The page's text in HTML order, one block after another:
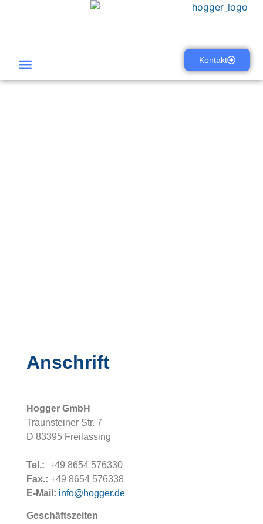
Kontakt
Anschrift
Hogger GmbH
Traunsteiner Str. 7
D 83395 Freilassing
Tel.: +49 8654 576330
Fax.: +49 8654 576338
E-Mail: info@hogger.de
Geschäftszeiten